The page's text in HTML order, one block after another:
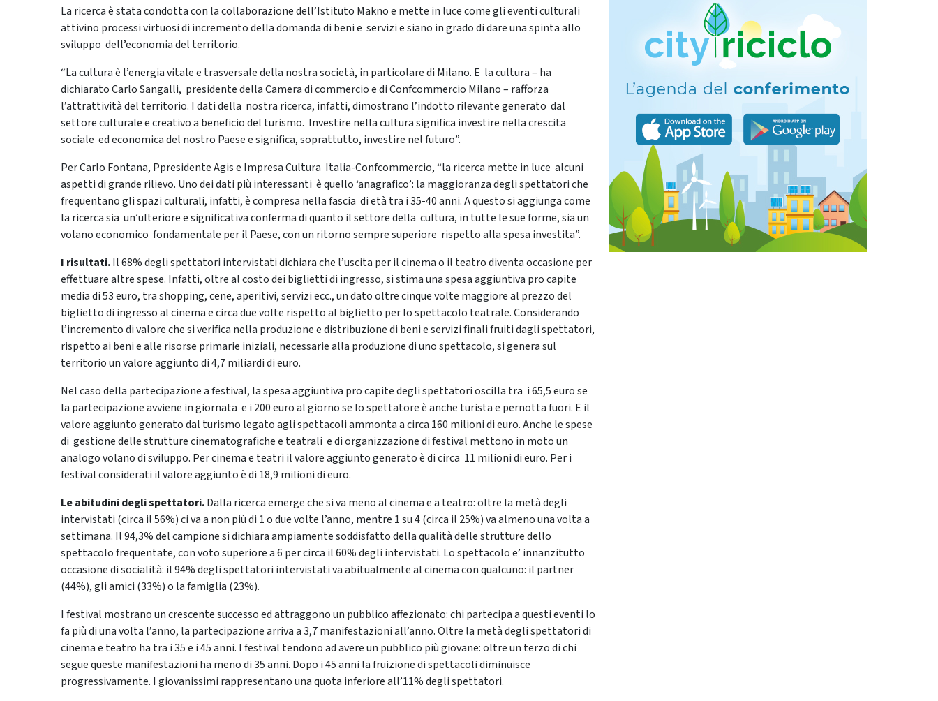
La ricerca è stata condotta con la collaborazione dell’Istituto Makno e mette in luce come gli eventi culturali
attivino processi virtuosi di incremento della domanda di beni e servizi e siano in grado di dare una spinta allo
sviluppo dell’economia del territorio.
“La cultura è l’energia vitale e trasversale della nostra società, in particolare di Milano. E la cultura – ha
dichiarato Carlo Sangalli, presidente della Camera di commercio e di Confcommercio Milano – rafforza
l’attrattività del territorio. I dati della nostra ricerca, infatti, dimostrano l’indotto rilevante generato dal
settore culturale e creativo a beneficio del turismo. Investire nella cultura significa investire nella crescita
sociale ed economica del nostro Paese e significa, soprattutto, investire nel futuro”.
Per Carlo Fontana, Ppresidente Agis e Impresa Cultura Italia-Confcommercio, “la ricerca mette in luce alcuni
aspetti di grande rilievo. Uno dei dati più interessanti è quello ‘anagrafico’: la maggioranza degli spettatori che
frequentano gli spazi culturali, infatti, è compresa nella fascia di età tra i 35-40 anni. A questo si aggiunga come
la ricerca sia un’ulteriore e significativa conferma di quanto il settore della cultura, in tutte le sue forme, sia un
volano economico fondamentale per il Paese, con un ritorno sempre superiore rispetto alla spesa investita”.
I risultati.Il 68% degli spettatori intervistati dichiara che l’uscita per il cinema o il teatro diventa occasione per
effettuare altre spese. Infatti, oltre al costo dei biglietti di ingresso, si stima una spesa aggiuntiva pro capite
media di 53 euro, tra shopping, cene, aperitivi, servizi ecc., un dato oltre cinque volte maggiore al prezzo del
biglietto di ingresso al cinema e circa due volte rispetto al biglietto per lo spettacolo teatrale. Considerando
l’incremento di valore che si verifica nella produzione e distribuzione di beni e servizi finali fruiti dagli spettatori,
rispetto ai beni e alle risorse primarie iniziali, necessarie alla produzione di uno spettacolo, si genera sul
territorio un valore aggiunto di 4,7 miliardi di euro.
Nel caso della partecipazione a festival, la spesa aggiuntiva pro capite degli spettatori oscilla tra i 65,5 euro se
la partecipazione avviene in giornata e i 200 euro al giorno se lo spettatore è anche turista e pernotta fuori. E il
valore aggiunto generato dal turismo legato agli spettacoli ammonta a circa 160 milioni di euro. Anche le spese
di gestione delle strutture cinematografiche e teatrali e di organizzazione di festival mettono in moto un
analogo volano di sviluppo. Per cinema e teatri il valore aggiunto generato è di circa 11 milioni di euro. Per i
festival considerati il valore aggiunto è di 18,9 milioni di euro.
Le abitudini degli spettatori.Dalla ricerca emerge che si va meno al cinema e a teatro: oltre la metà degli
intervistati (circa il 56%) ci va a non più di 1 o due volte l’anno, mentre 1 su 4 (circa il 25%) va almeno una volta a
settimana. Il 94,3% del campione si dichiara ampiamente soddisfatto della qualità delle strutture dello
spettacolo frequentate, con voto superiore a 6 per circa il 60% degli intervistati. Lo spettacolo e’ innanzitutto
occasione di socialità: il 94% degli spettatori intervistati va abitualmente al cinema con qualcuno: il partner
(44%), gli amici (33%) o la famiglia (23%).
I festival mostrano un crescente successo ed attraggono un pubblico affezionato: chi partecipa a questi eventi lo
fa più di una volta l’anno, la partecipazione arriva a 3,7 manifestazioni all’anno. Oltre la metà degli spettatori di
cinema e teatro ha tra i 35 e i 45 anni. I festival tendono ad avere un pubblico più giovane: oltre un terzo di chi
segue queste manifestazioni ha meno di 35 anni. Dopo i 45 anni la fruizione di spettacoli diminuisce
progressivamente. I giovanissimi rappresentano una quota inferiore all’11% degli spettatori.